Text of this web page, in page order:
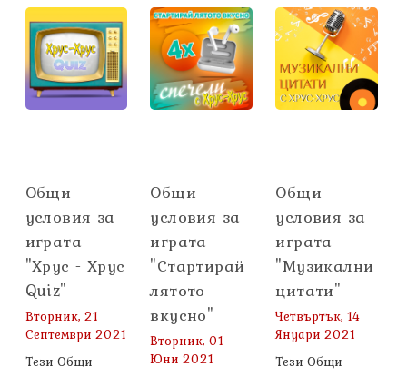
Общи
условия за
играта
"Хрус - Хрус
Quiz"
Вторник, 21
Септември 2021
Тези Общи
Общи
условия за
играта
"Стартирай
лятото
вкусно"
Вторник, 01
Юни 2021
Общи
условия за
играта
"Музикални
цитати"
Четвъртък, 14
Януари 2021
Тези Общи